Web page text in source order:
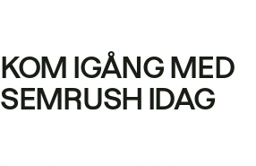
KOM IGÅNG MED
SEMRUSH IDAG